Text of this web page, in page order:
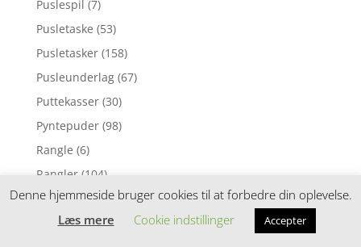
Puslespil (7)
Pusletaske (53)
Pusletasker (158)
Pusleunderlag (67)
Puttekasser (30)
Pyntepuder (98)
Rangle (6)
Rangler (104)
Regnslag (2)
Regntøj (8)
Denne hjemmeside bruger cookies til at forbedre din oplevelse.
Læs mere
Cookie indstillinger Accepter